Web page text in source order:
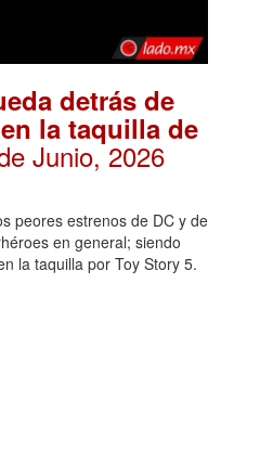
detrás de
la taquilla de
Junio, 2026
peores estrenos de DC y de
en general; siendo
la taquilla por Toy Story 5.